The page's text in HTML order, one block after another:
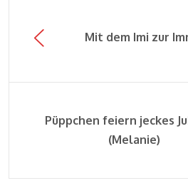
Mit dem Imi zur
Püppchen feiern jeckes
(Melanie)